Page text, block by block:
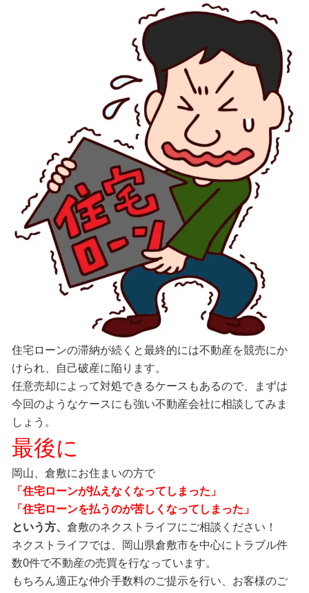
住宅ローンの滞納が続くと最終的には不動産を競売にか
けられ、自己破産に陥ります。
任意売却によって対処できるケースもあるので、まずは
今回のようなケースにも強い不動産会社に相談してみま
しょう。
最後に
岡山、倉敷にお住まいの方で
「住宅ローンが払えなくなってしまった」
「住宅ローンを払うのが苦しくなってしまった」
という方、 倉敷のネクストライフにご相談ください！
ネクストライフでは、岡山県倉敷市を中心にトラブル件
数0件で不動産の売買を行なっています。
もちろん適正な仲介手数料のご提示を行い、お客様のご